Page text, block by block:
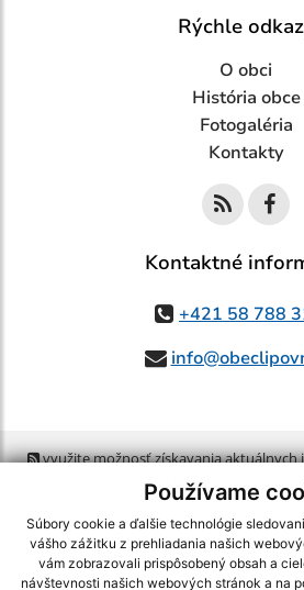
Používame
Súbory cookie a ďalšie technológie
vášho zážitku z prehliadania našich
vám zobrazovali prispôsobený obsah a
návštevnosti našich webových stránok a na
Rýchle
O obci
História obce
Fotogaléria
Kontakty
Kontaktné
+421 58 788
využite možnosť získavania aktuálnych
CMS systém (redakčný) systém ECHELON 2,
webex.digital, s.r.o.,
spoločnosť webex.digital, s.r.o.,
Posledná aktualizácia: